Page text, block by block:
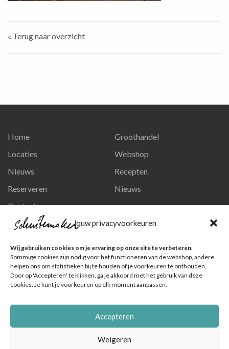
Jouw privacyvoorkeuren
Wij gebruiken cookies om je ervaring op onze site te verbeteren.
Sommige cookies zijn nodig voor het functioneren van de webshop, andere
helpen ons om statistieken bij te houden of je voorkeuren te onthouden.
Door op 'Accepteren' te klikken, ga je akkoord met het gebruik van deze
cookies. Je kunt je voorkeuren op elk moment aanpassen.
Accepteren
Weigeren
« Terug naar overzicht
Home
Locaties
Nieuws
Reserveren
Contact
Privacy en persoonsgegevens
Groothandel
Webshop
Recepten
Nieuws
Ga naar onze pagina
Volg ons op Instagram
Ga naar onze pagina